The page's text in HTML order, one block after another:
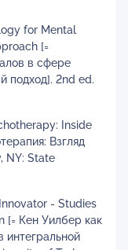
for Mental
[=
в сфере
подход]. 2nd ed.
Inside
Взгляд
NY: State
- Studies
[= Кен Уилбер как
интегральной